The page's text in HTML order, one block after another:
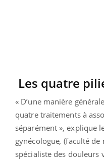
Les quatre
« D’une manière
quatre traitements à
séparément », explique
gynécologue,(faculté de
spécialiste des douleurs